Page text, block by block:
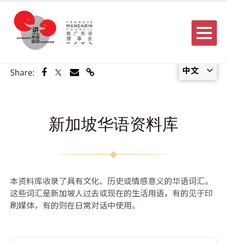
中文
Menu
Share: Share via Facebook
Share via Twitter
Share via Email
Share via Link
新加坡华语资料库
本资料库收录了具有文化、历史或情感意义的华语词汇。
这些词汇是新加坡人过去或现在的生活用语，有的见于印
刷媒体，有的则在日常对话中使用。